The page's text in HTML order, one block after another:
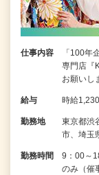
仕事内容
「100年
専門店『
お願いし
給与 時給
勤務地
東京都渋
市、埼玉
勤務時間
9：00～
のみ（催